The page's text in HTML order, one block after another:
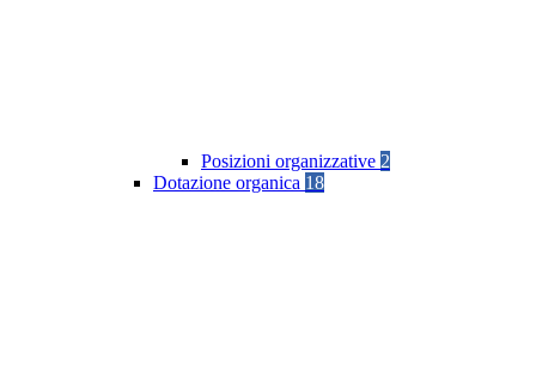
Posizioni organizzative 2
Dotazione organica 18